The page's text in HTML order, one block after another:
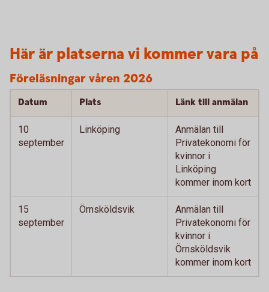
Här är platserna vi kommer vara på
Föreläsningar våren 2026
Datum Plats Länk till anmälan
10
september
Linköping
Anmälan till
Privatekonomi för
kvinnor i
Linköping
kommer inom kort
15
september
Örnsköldsvik
Anmälan till
Privatekonomi för
kvinnor i
Örnsköldsvik
kommer inom kort